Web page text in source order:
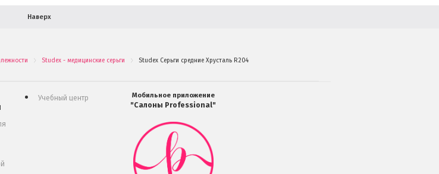
Наверх
Studex - медицинские серьги Studex Серьги средние Хрусталь R204
Учебный центр Мобильное приложение
"Салоны Professional"
Мобильное
приложение
Салоны
Professional
загрузить